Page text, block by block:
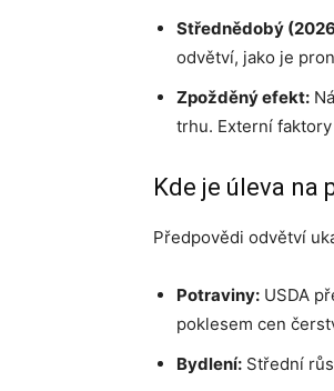
Střednědobý
odvětví, jako je
Zpožděný efekt:
trhu. Externí
Kde je úleva na
Předpovědi odvětví
Potraviny: USDA
poklesem cen
Bydlení: Střední